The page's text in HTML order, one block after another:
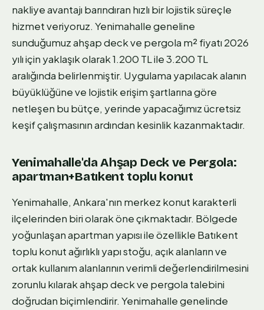
nakliye avantajı barındıran hızlı bir lojistik süreçle
hizmet veriyoruz. Yenimahalle geneline
sunduğumuz ahşap deck ve pergola m² fiyatı 2026
yılı için yaklaşık olarak 1.200 TL ile 3.200 TL
aralığında belirlenmiştir. Uygulama yapılacak alanın
büyüklüğüne ve lojistik erişim şartlarına göre
netleşen bu bütçe, yerinde yapacağımız ücretsiz
keşif çalışmasının ardından kesinlik kazanmaktadır.
Yenimahalle'da Ahşap Deck ve Pergola:
apartman+Batıkent toplu konut
Yenimahalle, Ankara'nın merkez konut karakterli
ilçelerinden biri olarak öne çıkmaktadır. Bölgede
yoğunlaşan apartman yapısı ile özellikle Batıkent
toplu konut ağırlıklı yapı stoğu, açık alanların ve
ortak kullanım alanlarının verimli değerlendirilmesini
zorunlu kılarak ahşap deck ve pergola talebini
doğrudan biçimlendirir. Yenimahalle genelinde